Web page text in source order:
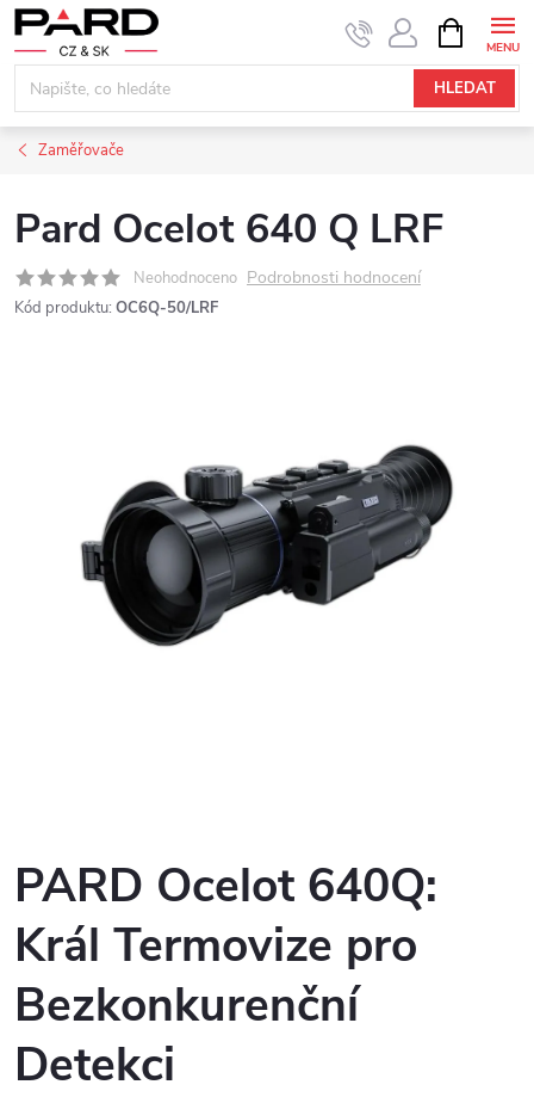
Přejít
na
obsah
HLEDAT
NÁKUPNÍ
KOŠÍK
Zaměřovače
Pard Ocelot 640 Q LRF
Neohodnoceno Podrobnosti hodnocení
Kód produktu: OC6Q-50/LRF
PARD Ocelot 640Q:
Král Termovize pro
Bezkonkurenční
Detekci